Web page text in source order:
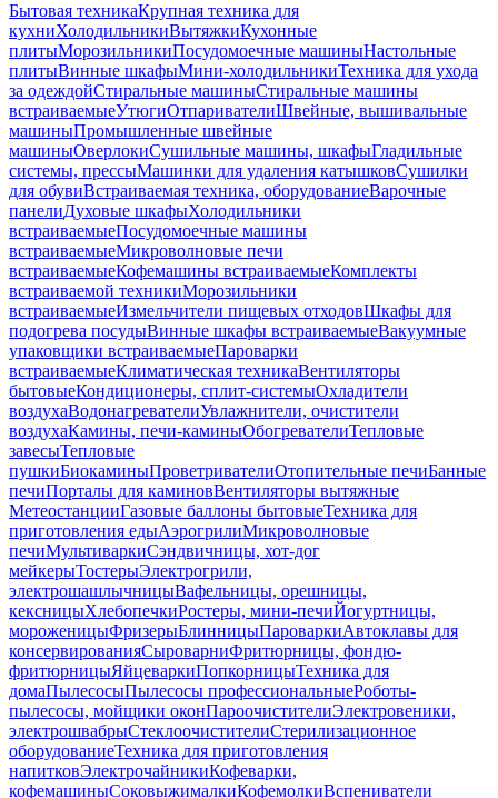
Бытовая техникаКрупная техника для
кухниХолодильникиВытяжкиКухонные
плитыМорозильникиПосудомоечные машиныНастольные
плитыВинные шкафыМини-холодильникиТехника для ухода
за одеждойСтиральные машиныСтиральные машины
встраиваемыеУтюгиОтпаривателиШвейные, вышивальные
машиныПромышленные швейные
машиныОверлокиСушильные машины, шкафыГладильные
системы, прессыМашинки для удаления катышковСушилки
для обувиВстраиваемая техника, оборудованиеВарочные
панелиДуховые шкафыХолодильники
встраиваемыеПосудомоечные машины
встраиваемыеМикроволновые печи
встраиваемыеКофемашины встраиваемыеКомплекты
встраиваемой техникиМорозильники
встраиваемыеИзмельчители пищевых отходовШкафы для
подогрева посудыВинные шкафы встраиваемыеВакуумные
упаковщики встраиваемыеПароварки
встраиваемыеКлиматическая техникаВентиляторы
бытовыеКондиционеры, сплит-системыОхладители
воздухаВодонагревателиУвлажнители, очистители
воздухаКамины, печи-каминыОбогревателиТепловые
завесыТепловые
пушкиБиокаминыПроветривателиОтопительные печиБанные
печиПорталы для каминовВентиляторы вытяжные
МетеостанцииГазовые баллоны бытовыеТехника для
приготовления едыАэрогрилиМикроволновые
печиМультиваркиСэндвичницы, хот-дог
мейкерыТостерыЭлектрогрили,
электрошашлычницыВафельницы, орешницы,
кексницыХлебопечкиРостеры, мини-печиЙогуртницы,
мороженицыФризерыБлинницыПароваркиАвтоклавы для
консервированияСыроварниФритюрницы, фондю-
фритюрницыЯйцеваркиПопкорницыТехника для
домаПылесосыПылесосы профессиональныеРоботы-
пылесосы, мойщики оконПароочистителиЭлектровеники,
электрошвабрыСтеклоочистителиСтерилизационное
оборудованиеТехника для приготовления
напитковЭлектрочайникиКофеварки,
кофемашиныСоковыжималкиКофемолкиВспениватели